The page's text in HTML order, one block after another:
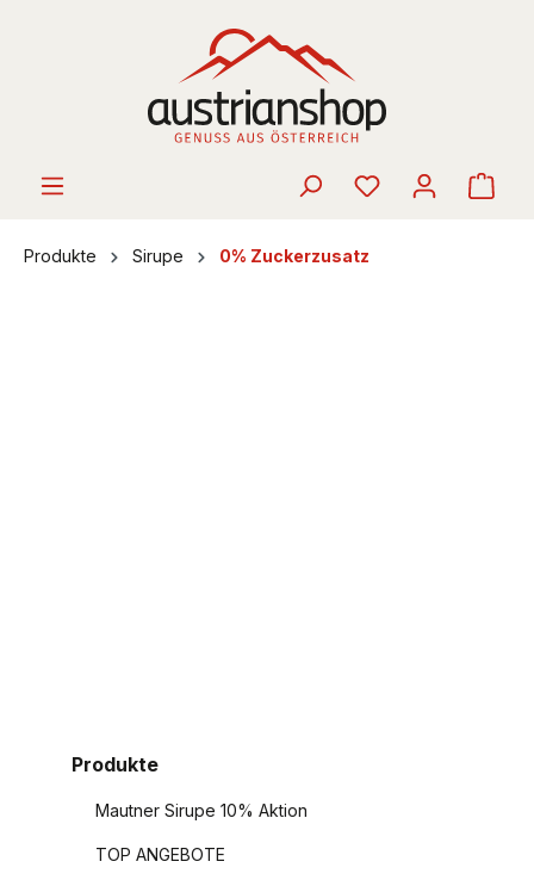
Produkte Sirupe 0% Zuckerzusatz
Produkte
Mautner Sirupe 10% Aktion
TOP ANGEBOTE